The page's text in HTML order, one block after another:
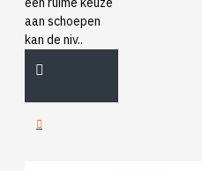
aan schoepen
kan de niv..